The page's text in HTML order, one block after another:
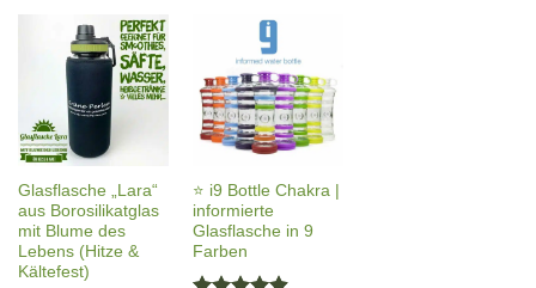
Glasflasche „Lara“
aus Borosilikatglas
mit Blume des
Lebens (Hitze &
Kältefest)
⭐️ i9 Bottle Chakra |
informierte
Glasflasche in 9
Farben